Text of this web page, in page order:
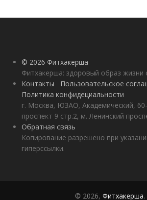
© 2026 Фитхакерша
Фитхакерша: здоровый образ жизни
Контакты
Пользовательское
Политика конфидециальности
г. Москва, ЮЗАО, Академический,
проспект 9 стр.2, м. Ленинский
Обратная связь
Копирование разрешено при
гиперссылки.
© 2026, Фитхакерша.